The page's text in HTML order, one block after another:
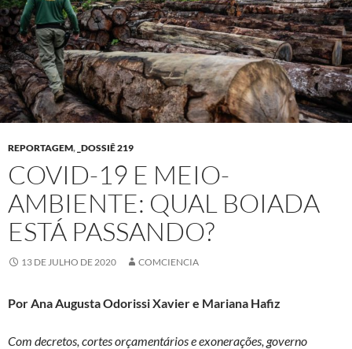
REPORTAGEM, _DOSSIÊ 219
COVID-19 E MEIO-
AMBIENTE: QUAL BOIADA
ESTÁ PASSANDO?
13 DE JULHO DE 2020 COMCIENCIA
Por Ana Augusta Odorissi Xavier e Mariana Hafiz
Com decretos, cortes orçamentários e exonerações, governo